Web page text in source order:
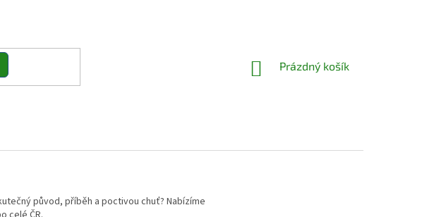
NÁKUPNÍ
Prázdný košík
původ, příběh a poctivou chuť? Nabízíme